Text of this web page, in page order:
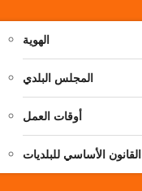
الهوية
المجلس البلدي
أوقات العمل
القانون الأساسي للبلديات